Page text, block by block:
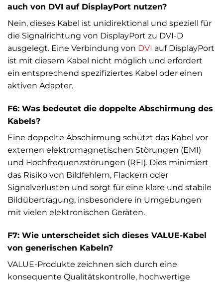
auch von DVI auf DisplayPort nutzen?
Nein, dieses Kabel ist unidirektional und speziell für
die Signalrichtung von DisplayPort zu DVI-D
ausgelegt. Eine Verbindung von DVI auf DisplayPort
ist mit diesem Kabel nicht möglich und erfordert
ein entsprechend spezifiziertes Kabel oder einen
aktiven Adapter.
F6: Was bedeutet die doppelte Abschirmung des
Kabels?
Eine doppelte Abschirmung schützt das Kabel vor
externen elektromagnetischen Störungen (EMI)
und Hochfrequenzstörungen (RFI). Dies minimiert
das Risiko von Bildfehlern, Flackern oder
Signalverlusten und sorgt für eine klare und stabile
Bildübertragung, insbesondere in Umgebungen
mit vielen elektronischen Geräten.
F7: Wie unterscheidet sich dieses VALUE-Kabel
von generischen Kabeln?
VALUE-Produkte zeichnen sich durch eine
konsequente Qualitätskontrolle, hochwertige